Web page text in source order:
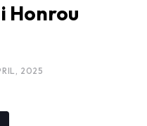
Honrou
2025